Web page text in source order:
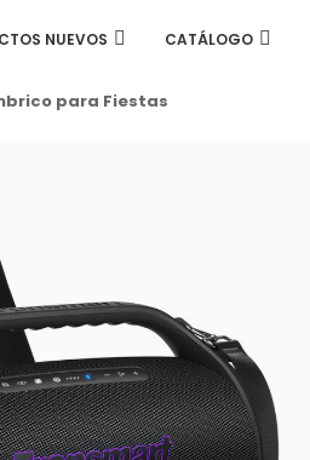
NUEVOS CATÁLOGO
para Fiestas